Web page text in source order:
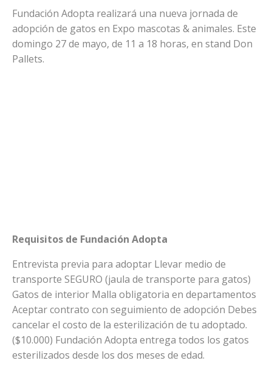
Fundación Adopta realizará una nueva jornada de
adopción de gatos en Expo mascotas & animales. Este
domingo 27 de mayo, de 11 a 18 horas, en stand Don
Pallets.
Requisitos de Fundación Adopta
Entrevista previa para adoptar Llevar medio de
transporte SEGURO (jaula de transporte para gatos)
Gatos de interior Malla obligatoria en departamentos
Aceptar contrato con seguimiento de adopción Debes
cancelar el costo de la esterilización de tu adoptado.
($10.000) Fundación Adopta entrega todos los gatos
esterilizados desde los dos meses de edad.